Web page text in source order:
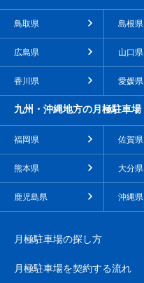
鳥取県 島根県
広島県 山口県
香川県 愛媛県
九州・沖縄地方の月極駐車場
福岡県 佐賀県
熊本県 大分県
鹿児島県 沖縄県
月極駐車場の探し方
月極駐車場を契約する流れ